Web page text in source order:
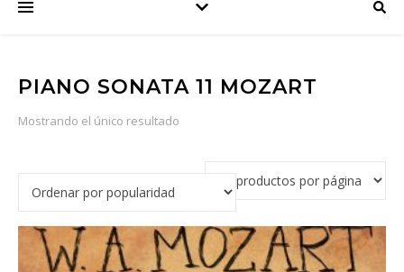
PIANO SONATA 11 MOZART
Mostrando el único resultado